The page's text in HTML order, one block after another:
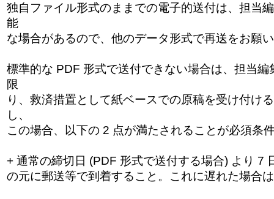
独自ファイル形式のままでの電子的送付は、担当
能
な場合があるので、他のデータ形式で再送をお願
標準的な PDF 形式で送付できない場合は、担当
限
り、救済措置として紙ベースでの原稿を受け付け
し、
この場合、以下の 2 点が満たされることが必須条
+ 通常の締切日 (PDF 形式で送付する場合) より 7
の元に郵送等で到着すること。これに遅れた場合